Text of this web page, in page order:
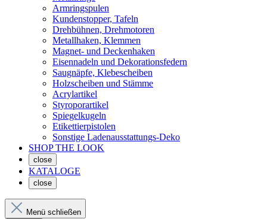
Armringspulen
Kundenstopper, Tafeln
Drehbühnen, Drehmotoren
Metallhaken, Klemmen
Magnet- und Deckenhaken
Eisennadeln und Dekorationsfedern
Saugnäpfe, Klebescheiben
Holzscheiben und Stämme
Acrylartikel
Styroporartikel
Spiegelkugeln
Etikettierpistolen
Sonstige Ladenausstattungs-Deko
SHOP THE LOOK
close
KATALOGE
close
Menü schließen